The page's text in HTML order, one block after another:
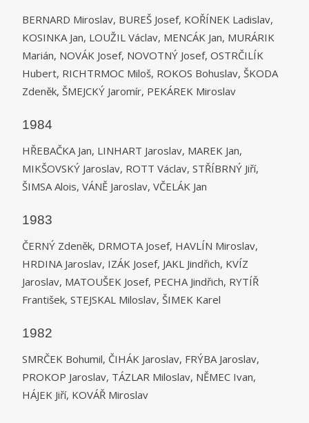
BERNARD Miroslav, BUREŠ Josef, KOŘÍNEK Ladislav,
KOSINKA Jan, LOUŽIL Václav, MENCÁK Jan, MURÁRIK
Marián, NOVÁK Josef, NOVOTNÝ Josef, OSTRČILÍK
Hubert, RICHTRMOC Miloš, ROKOS Bohuslav, ŠKODA
Zdeněk, ŠMEJCKÝ Jaromír, PEKÁREK Miroslav
1984
HŘEBAČKA Jan, LINHART Jaroslav, MAREK Jan,
MIKŠOVSKÝ Jaroslav, ROTT Václav, STŘÍBRNÝ Jiří,
ŠIMSA Alois, VÁNĚ Jaroslav, VČELÁK Jan
1983
ČERNÝ Zdeněk, DRMOTA Josef, HAVLÍN Miroslav,
HRDINA Jaroslav, IZÁK Josef, JAKL Jindřich, KVÍZ
Jaroslav, MATOUŠEK Josef, PECHA Jindřich, RYTÍŘ
František, STEJSKAL Miloslav, ŠIMEK Karel
1982
SMRČEK Bohumil, ČIHÁK Jaroslav, FRÝBA Jaroslav,
PROKOP Jaroslav, TÁZLAR Miloslav, NĚMEC Ivan,
HÁJEK Jiří, KOVÁŘ Miroslav